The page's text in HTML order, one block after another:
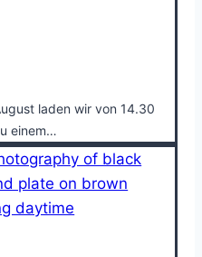
laden wir von 14.30
einem…